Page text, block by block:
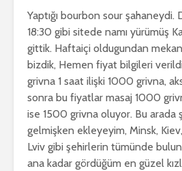
Yaptığı bourbon sour şahaneydi.
18:30 gibi sitede namı yürümüş
gittik. Haftaiçi oldugundan
bizdik, Hemen fiyat bilgileri
grivna 1 saat ilişki 1000 grivna,
sonra bu fiyatlar masaj 1000
ise 1500 grivna oluyor. Bu arada
gelmişken ekleyeyim, Minsk,
Lviv gibi şehirlerin tümünde
ana kadar gördüğüm en güzel